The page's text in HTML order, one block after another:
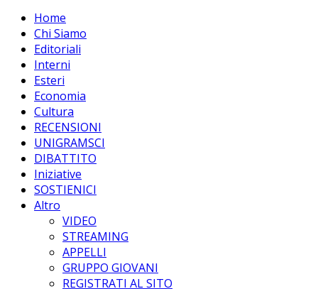
Home
Chi Siamo
Editoriali
Interni
Esteri
Economia
Cultura
RECENSIONI
UNIGRAMSCI
DIBATTITO
Iniziative
SOSTIENICI
Altro
VIDEO
STREAMING
APPELLI
GRUPPO GIOVANI
REGISTRATI AL SITO